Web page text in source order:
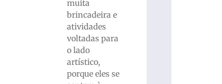
muita
brincadeira e
atividades
voltadas para
o lado
artístico,
porque eles se